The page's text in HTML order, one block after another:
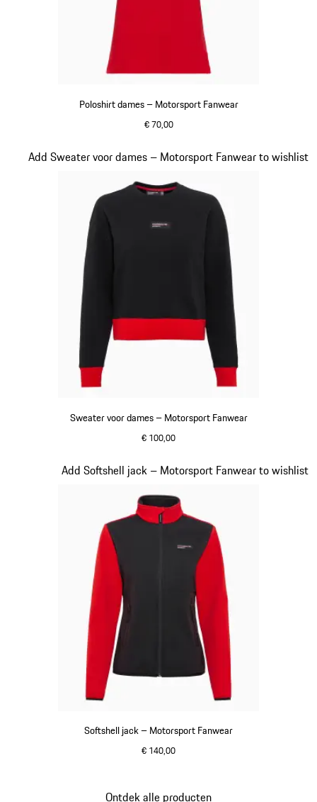
Poloshirt dames – Motorsport Fanwear
€ 70,00
Sweater voor dames – Motorsport Fanwear
€ 100,00
Add Sweater voor dames – Motorsport Fanwear to wishlist
Dia 19 van 20
Softshell jack – Motorsport Fanwear
€ 140,00
Add Softshell jack – Motorsport Fanwear to wishlist
Dia 20 van 20
Ontdek alle producten